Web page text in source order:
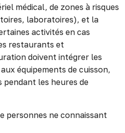
médical, de zones à risques
laboratoires), et la
activités en cas
restaurants et
doivent intégrer les
équipements de cuisson,
les heures de
personnes ne connaissant